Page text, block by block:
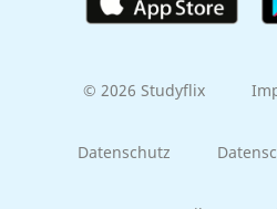
© 2026 Studyflix
Datenschutz